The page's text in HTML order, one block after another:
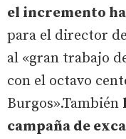
el incremento
para el director
al «gran trabajo
con el octavo
Burgos».También
campaña de